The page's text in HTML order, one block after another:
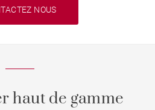
NOUS
haut de gamme